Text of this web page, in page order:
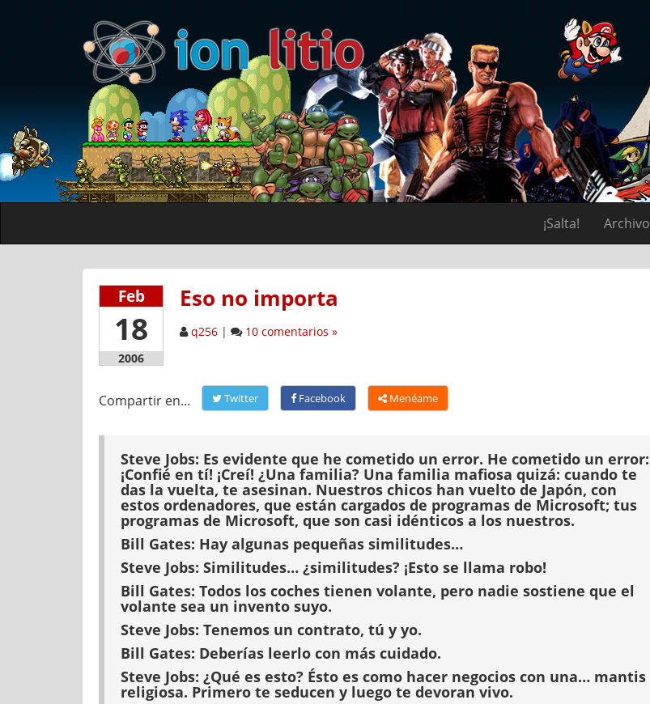
¡Salta! Archivo
Feb
18
2006
Eso no importa
q256 | 10 comentarios »
Compartir en... Twitter Facebook Menéame
Steve Jobs: Es evidente que he cometido un error. He cometido un error:
¡Confié en tí! ¡Creí! ¿Una familia? Una familia mafiosa quizá: cuando te
das la vuelta, te asesinan. Nuestros chicos han vuelto de Japón, con
estos ordenadores, que están cargados de programas de Microsoft; tus
programas de Microsoft, que son casi idénticos a los nuestros.
Bill Gates: Hay algunas pequeñas similitudes…
Steve Jobs: Similitudes… ¿similitudes? ¡Esto se llama robo!
Bill Gates: Todos los coches tienen volante, pero nadie sostiene que el
volante sea un invento suyo.
Steve Jobs: Tenemos un contrato, tú y yo.
Bill Gates: Deberías leerlo con más cuidado.
Steve Jobs: ¿Qué es esto? Ésto es como hacer negocios con una… mantis
religiosa. Primero te seducen y luego te devoran vivo.